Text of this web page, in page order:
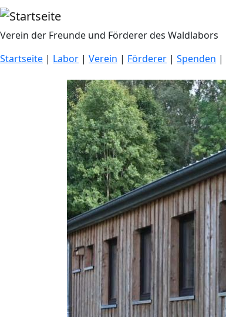
Direkt zum Inhalt
Verein der Freunde und Förderer des Waldlabors
Startseite | Labor | Verein | Förderer | Spenden |